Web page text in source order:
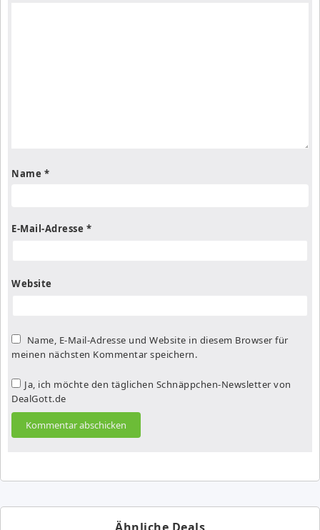
Name *
E-Mail-Adresse *
Website
Name, E-Mail-Adresse und Website in diesem Browser für
meinen nächsten Kommentar speichern.
Ja, ich möchte den täglichen Schnäppchen-Newsletter von
DealGott.de